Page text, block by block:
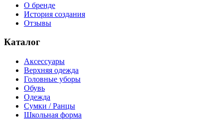
О бренде
История создания
Отзывы
Каталог
Аксессуары
Верхняя одежда
Головные уборы
Обувь
Одежда
Сумки / Ранцы
Школьная форма